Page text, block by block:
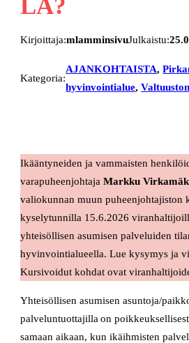
LA?
Kirjoittaja:mlamminsivuJulkaistu:
Kategoria:
AJANKOHTAISTA,
hyvinvointialue,
Ikääntyneiden ja vammaisten
varapuheenjohtajaMarkku
valiokunnan muun puheenjohtajiston
kyselytunnilla 15.6.2026
yhteisöllisen asumisen palveluiden
hyvinvointialueella. Lue kysymys ja
Kursivoidut kohdat ovat
Yhteisöllisen asumisen asuntoja/
palveluntuottajilla on
samaan aikaan, kun ikäihmisten